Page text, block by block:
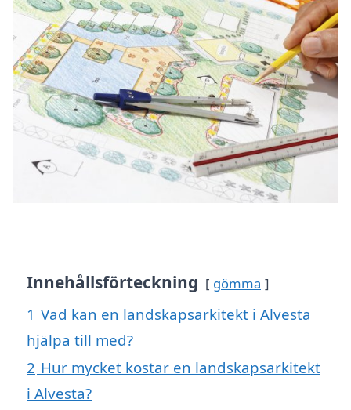
Innehållsförteckning gömma
1 Vad kan en landskapsarkitekt i Alvesta
hjälpa till med?
2 Hur mycket kostar en landskapsarkitekt
i Alvesta?